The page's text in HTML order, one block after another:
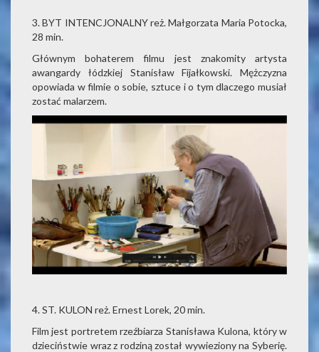
3. BYT INTENCJONALNY reż. Małgorzata Maria Potocka,
28 min.
Głównym bohaterem filmu jest znakomity artysta
awangardy łódzkiej Stanisław Fijałkowski. Mężczyzna
opowiada w filmie o sobie, sztuce i o tym dlaczego musiał
zostać malarzem.
4. ST. KULON reż. Ernest Lorek, 20 min.
Film jest portretem rzeźbiarza Stanisława Kulona, który w
dzieciństwie wraz z rodziną został wywieziony na Syberię.